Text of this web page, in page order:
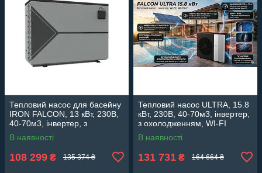
Тепловий насос для басейну
IRON FALCON, 13 кВт, 230В,
40-70м3, інвертер, з
охолодженням, WI-FI
В наявності
108 299 ₴ 135 374 ₴
Тепловий насос ULTRA, 15.8
кВт, 230В, 40-70м3, інвертер,
з охолодженням, WI-FI
В наявності
131 731 ₴ 164 664 ₴